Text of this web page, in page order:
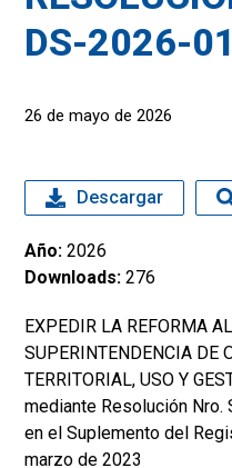
DS-2026-
26 de mayo de 2026
EXPEDIR LA REFORMA
SUPERINTENDENCIA DE
TERRITORIAL, USO Y
mediante Resolución Nro.
en el Suplemento del
marzo de 2023
Descargar
Año: 2026
Downloads:276